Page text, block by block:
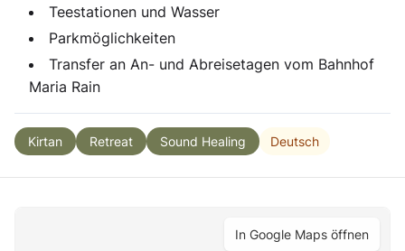
Teestationen und Wasser
Parkmöglichkeiten
Transfer an An- und Abreisetagen vom Bahnhof
Maria Rain
Kirtan Retreat Sound Healing Deutsch
In Google Maps öffnen